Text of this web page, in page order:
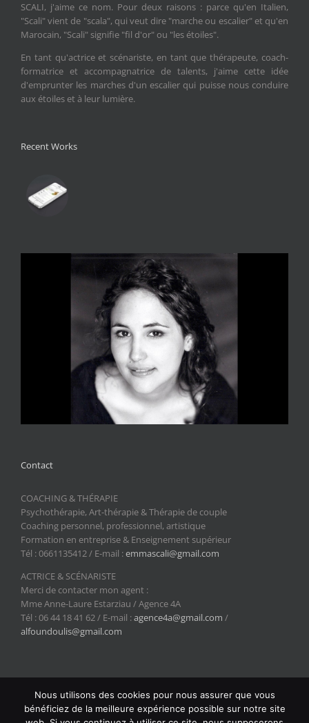
SCALI, j'aime ce nom. Pour deux raisons : parce qu'en Italien,
"Scali" vient de "scala", qui veut dire "marche ou escalier" et qu'en
Marocain, "Scali" signifie "fil d'or" ou "les étoiles".
En tant qu'actrice et scénariste, en tant que thérapeute, coach-
formatrice et accompagnatrice de talents, j'aime cette idée
d'emprunter les marches d'un escalier qui puisse nous conduire
aux étoiles et à leur lumière.
Recent Works
Contact
COACHING & THÉRAPIE
Psychothérapie, Art-thérapie & Thérapie de couple
Coaching personnel, professionnel, artistique
Formation en entreprise & Enseignement supérieur
Tél : 0661135412 / E-mail :emmascali@gmail.com
ACTRICE & SCÉNARISTE
Merci de contacter mon agent :
Mme Anne-Laure Estarziau / Agence 4A
Tél : 06 44 18 41 62 / E-mail :agence4a@gmail.com /
alfoundoulis@gmail.com
Copyright 2024 Emma Scali | Tous droits réservés | Design &
Nous utilisons des cookies pour nous assurer que vous
bénéficiez de la meilleure expérience possible sur notre site